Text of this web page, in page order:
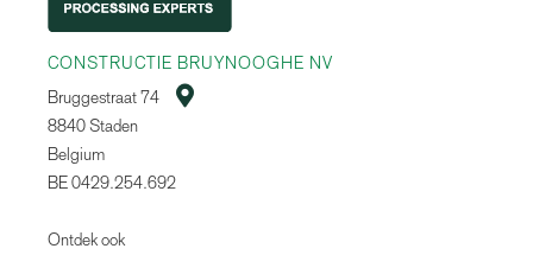
CONSTRUCTIE BRUYNOOGHE NV
Bruggestraat 74
8840 Staden
Belgium
BE 0429.254.692
Ontdek ook
